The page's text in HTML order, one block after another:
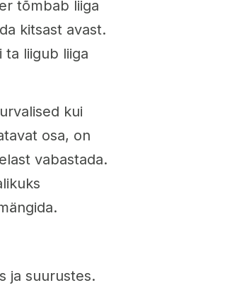
tõmbab liiga
kitsast avast.
ta liigub liiga
kui
osa, on
vabastada.
ja suurustes.